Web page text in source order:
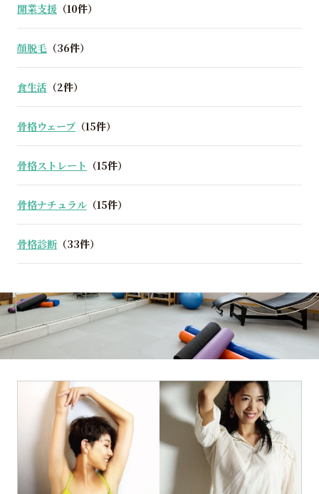
開業支援 （10件）
顔脱毛 （36件）
食生活 （2件）
骨格ウェーブ （15件）
骨格ストレート （15件）
骨格ナチュラル （15件）
骨格診断 （33件）